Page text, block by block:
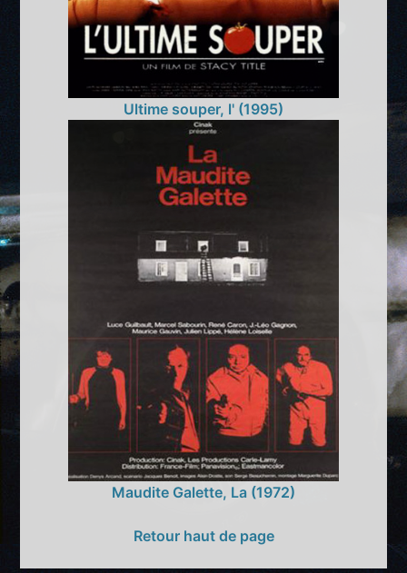
Ultime souper, l' (1995)
Maudite Galette, La (1972)
Retour haut de page